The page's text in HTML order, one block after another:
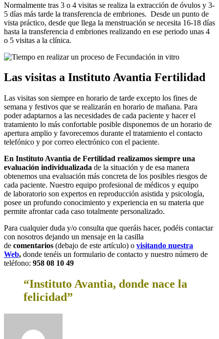
Normalmente tras 3 o 4 visitas se realiza la extracción de óvulos y 3-
5 días más tarde la transferencia de embriones. Desde un punto de
vista práctico, desde que llega la menstruación se necesita 16-18 días
hasta la transferencia d embriones realizando en ese periodo unas 4
o 5 visitas a la clínica.
Las visitas a Instituto Avantia Fertilidad
Las visitas son siempre en horario de tarde excepto los fines de
semana y festivos que se realizarán en horario de mañana. Para
poder adaptarnos a las necesidades de cada paciente y hacer el
tratamiento lo más confortable posible disponemos de un horario de
apertura amplio y favorecemos durante el tratamiento el contacto
telefónico y por correo electrónico con el paciente.
En Instituto Avantia de Fertilidad realizamos siempre una
evaluación individualizada de la situación y de esa manera
obtenemos una evaluación más concreta de los posibles riesgos de
cada paciente. Nuestro equipo profesional de médicos y equipo
de laboratorio son expertos en reproducción asistida y psicología,
posee un profundo conocimiento y experiencia en su materia que
permite afrontar cada caso totalmente personalizado.
Para cualquier duda y/o consulta que queráis hacer, podéis contactar
con nosotros dejando un mensaje en la casilla
de comentarios (debajo de este artículo) o visitando nuestra
Web, donde tenéis un formulario de contacto y nuestro número de
teléfono: 958 08 10 49
“Instituto Avantia, donde nace la
felicidad”